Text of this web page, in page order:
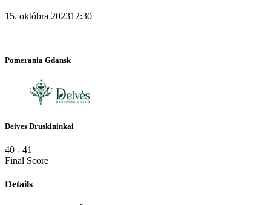
15. októbra 202312:30
Pomerania Gdansk
Deives Druskininkai
40 - 41
Final Score
Details